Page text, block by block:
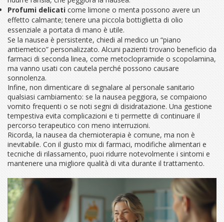
Profumi delicati come limone o menta possono avere un
effetto calmante; tenere una piccola bottiglietta di olio
essenziale a portata di mano è utile.
Se la nausea è persistente, chiedi al medico un “piano
antiemetico” personalizzato. Alcuni pazienti trovano beneficio da
farmaci di seconda linea, come metoclopramide o scopolamina,
ma vanno usati con cautela perché possono causare
sonnolenza.
Infine, non dimenticare di segnalare al personale sanitario
qualsiasi cambiamento: se la nausea peggiora, se compaiono
vomito frequenti o se noti segni di disidratazione. Una gestione
tempestiva evita complicazioni e ti permette di continuare il
percorso terapeutico con meno interruzioni.
Ricorda, la nausea da chemioterapia è comune, ma non è
inevitabile. Con il giusto mix di farmaci, modifiche alimentari e
tecniche di rilassamento, puoi ridurre notevolmente i sintomi e
mantenere una migliore qualità di vita durante il trattamento.